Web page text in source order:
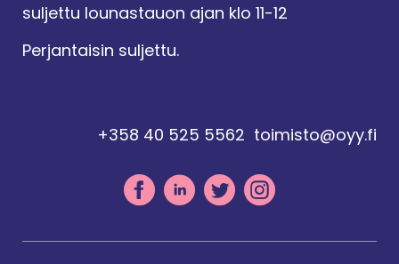
suljettu lounastauon ajan klo 11-12
Perjantaisin suljettu.
+358 40 525 5562 toimisto@oyy.fi